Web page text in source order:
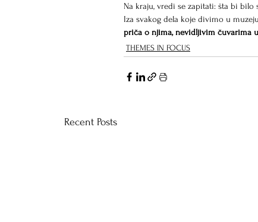
Na kraju, vredi se zapitati: šta bi
Iza svakog dela koje divimo u
priča o njima, nevidljivim čuvarima
THEMES IN FOCUS
Recent Posts